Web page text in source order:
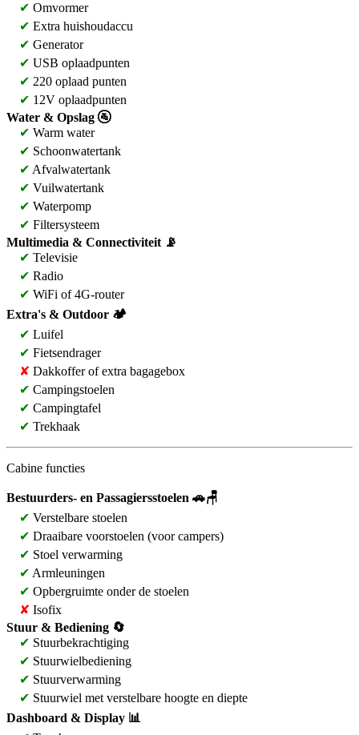
✔ Omvormer
✔ Extra huishoudaccu
✔ Generator
✔ USB oplaadpunten
✔ 220 oplaad punten
✔ 12V oplaadpunten
Water & Opslag 🚰
✔ Warm water
✔ Schoonwatertank
✔ Afvalwatertank
✔ Vuilwatertank
✔ Waterpomp
✔ Filtersysteem
Multimedia & Connectiviteit 📡
✔ Televisie
✔ Radio
✔ WiFi of 4G-router
Extra's & Outdoor 🏕️
✔ Luifel
✔ Fietsendrager
✘ Dakkoffer of extra bagagebox
✔ Campingstoelen
✔ Campingtafel
✔ Trekhaak
Cabine functies
Bestuurders- en Passagiersstoelen 🚗🪑
✔ Verstelbare stoelen
✔ Draaibare voorstoelen (voor campers)
✔ Stoel verwarming
✔ Armleuningen
✔ Opbergruimte onder de stoelen
✘ Isofix
Stuur & Bediening 🔄
✔ Stuurbekrachtiging
✔ Stuurwielbediening
✔ Stuurverwarming
✔ Stuurwiel met verstelbare hoogte en diepte
Dashboard & Display 📊